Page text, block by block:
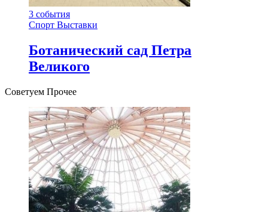
3 события
Спорт Выставки
Ботанический сад Петра
Великого
Советуем Прочее